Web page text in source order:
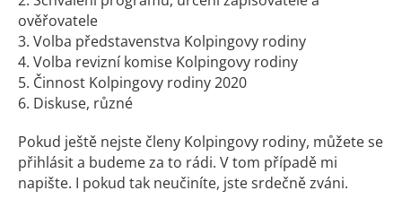
ověřovatele
3. Volba představenstva Kolpingovy rodiny
4. Volba revizní komise Kolpingovy rodiny
5. Činnost Kolpingovy rodiny 2020
6. Diskuse, různé
Pokud ještě nejste členy Kolpingovy rodiny, můžete se
přihlásit a budeme za to rádi. V tom případě mi
napište. I pokud tak neučiníte, jste srdečně zváni.